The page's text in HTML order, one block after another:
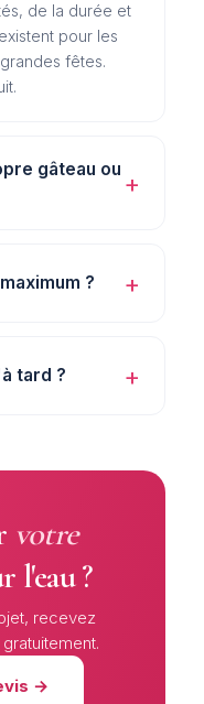
de la durée et
pour les
fêtes.
gâteau ou
?
tard ?
votre
l'eau ?
recevez
→